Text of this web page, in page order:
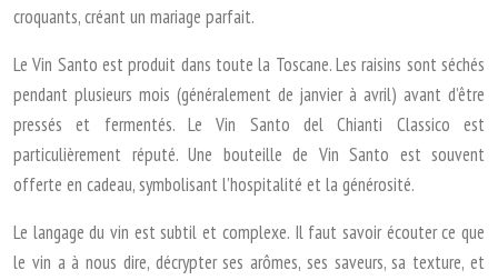
croquants, créant un mariage parfait.
Le Vin Santo est produit dans toute la Toscane. Les raisins sont séchés
pendant plusieurs mois (généralement de janvier à avril) avant d’être
pressés et fermentés. Le Vin Santo del Chianti Classico est
particulièrement réputé. Une bouteille de Vin Santo est souvent
offerte en cadeau, symbolisant l’hospitalité et la générosité.
Le langage du vin est subtil et complexe. Il faut savoir écouter ce que
le vin a à nous dire, décrypter ses arômes, ses saveurs, sa texture, et